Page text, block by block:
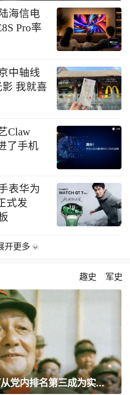
海信电
Pro率
中轴线
我就喜
Claw
了手机
表华为
式发
开更多
趣史 军史
1978年邓小平如何从党内排名第三成为实际核心？